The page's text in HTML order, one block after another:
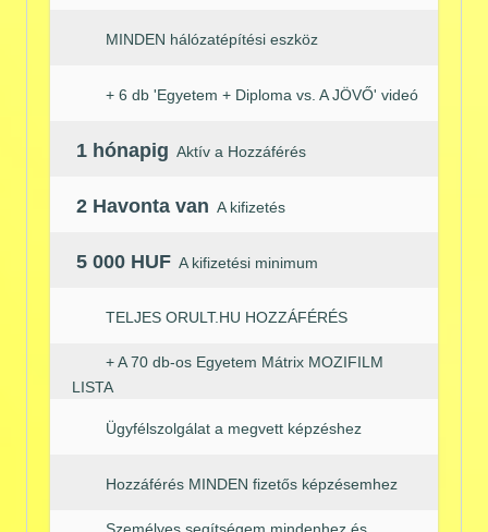
MINDEN hálózatépítési eszköz
+ 6 db 'Egyetem + Diploma vs. A JÖVŐ' videó
1 hónapig Aktív a Hozzáférés
2 Havonta van A kifizetés
5 000 HUF A kifizetési minimum
TELJES ORULT.HU HOZZÁFÉRÉS
+ A 70 db-os Egyetem Mátrix MOZIFILM
LISTA
Ügyfélszolgálat a megvett képzéshez
Hozzáférés MINDEN fizetős képzésemhez